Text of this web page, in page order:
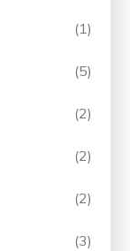
(1)
(5)
(2)
(2)
(2)
(3)